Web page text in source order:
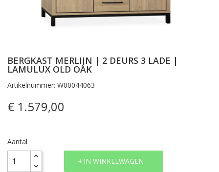
BERGKAST MERLIJN | 2 DEURS 3 LADE |
LAMULUX OLD OAK
Artikelnummer: W00044063
€ 1.579,00
Aantal
IN WINKELWAGEN